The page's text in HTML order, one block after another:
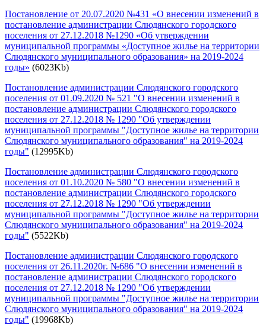
Постановление от 20.07.2020 №431 «О внесении изменений в
постановление администрации Слюдянского городского
поселения от 27.12.2018 №1290 «Об утверждении
муниципальной программы «Доступное жилье на территории
Слюдянского муниципального образования» на 2019-2024
годы» (6023Kb)
Постановление администрации Слюдянского городского
поселения от 01.09.2020 № 521 "О внесении изменений в
постановление администрации Слюдянского городского
поселения от 27.12.2018 № 1290 "Об утверждении
муниципальной программы "Доступное жилье на территории
Слюдянского муниципального образования" на 2019-2024
годы" (12995Kb)
Постановление администрации Слюдянского городского
поселения от 01.10.2020 № 580 "О внесении изменений в
постановление администрации Слюдянского городского
поселения от 27.12.2018 № 1290 "Об утверждении
муниципальной программы "Доступное жилье на территории
Слюдянского муниципального образования" на 2019-2024
годы" (5522Kb)
Постановление администрации Слюдянского городского
поселения от 26.11.2020г. №686 "О внесении изменений в
постановление администрации Слюдянского городского
поселения от 27.12.2018 № 1290 "Об утверждении
муниципальной программы "Доступное жилье на территории
Слюдянского муниципального образования" на 2019-2024
годы" (19968Kb)